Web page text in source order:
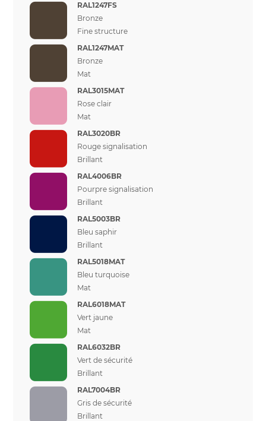
RAL1247FS
Bronze
Fine structure
RAL1247MAT
Bronze
Mat
RAL3015MAT
Rose clair
Mat
RAL3020BR
Rouge signalisation
Brillant
RAL4006BR
Pourpre signalisation
Brillant
RAL5003BR
Bleu saphir
Brillant
RAL5018MAT
Bleu turquoise
Mat
RAL6018MAT
Vert jaune
Mat
RAL6032BR
Vert de sécurité
Brillant
RAL7004BR
Gris de sécurité
Brillant